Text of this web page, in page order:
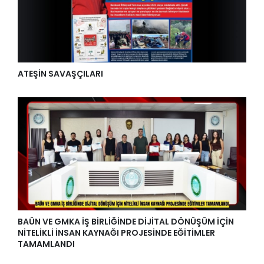
ATEŞİN SAVAŞÇILARI
BAÜN VE GMKA İŞ BİRLİĞİNDE DİJİTAL DÖNÜŞÜM İÇİN
NİTELİKLİ İNSAN KAYNAĞI PROJESİNDE EĞİTİMLER
TAMAMLANDI